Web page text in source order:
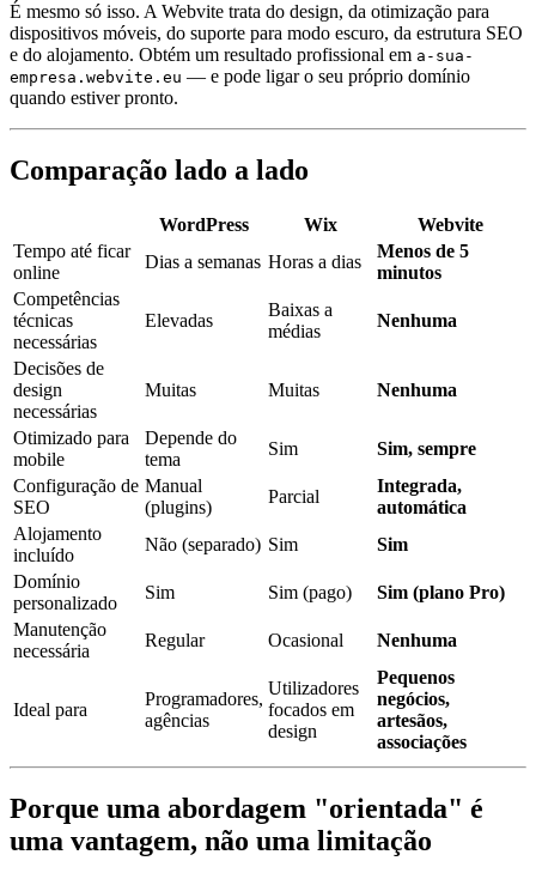
É mesmo só isso. A Webvite trata do design, da otimização para
dispositivos móveis, do suporte para modo escuro, da estrutura SEO
e do alojamento. Obtém um resultado profissional em a-sua-
empresa.webvite.eu — e pode ligar o seu próprio domínio
quando estiver pronto.
Comparação lado a lado
WordPress Wix
Webvite
Tempo até ficar
online
Dias a semanas Horas a dias
Menos de 5
minutos
Competências
técnicas
necessárias
Elevadas
Baixas a
médias
Nenhuma
Decisões de
design
necessárias
Muitas Muitas Nenhuma
Otimizado para
mobile
Depende do
tema
Sim
Sim, sempre
Configuração de
SEO
Manual
(plugins)
Parcial
Integrada,
automática
Alojamento
incluído
Não (separado) Sim
Sim
Domínio
personalizado
Sim Sim (pago)
Sim (plano Pro)
Manutenção
necessária
Regular Ocasional Nenhuma
Ideal para
Programadores,
agências
Utilizadores
focados em
design
Pequenos
negócios,
artesãos,
associações
Porque uma abordagem "orientada" é
uma vantagem, não uma limitação